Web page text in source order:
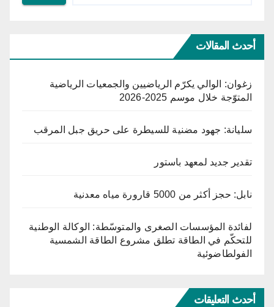
أحدث المقالات
زغوان: الوالي يكرّم الرياضيين والجمعيات الرياضية
المتوّجة خلال موسم 2025-2026
سليانة: جهود مضنية للسيطرة على حريق جبل المرقب
تقدير جديد لمعهد باستور
نابل: حجز أكثر من 5000 قارورة مياه معدنية
لفائدة المؤسسات الصغرى والمتوسّطة: الوكالة الوطنية
للتحكّم في الطاقة تطلق مشروع الطاقة الشمسية
الفولطاضوئية
أحدث التعليقات